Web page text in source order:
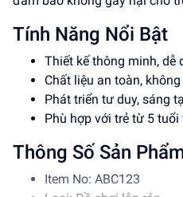
Tính Năng Nổi Bật
Thiết kế thông minh, dễ
Chất liệu an toàn,
Phát triển tư duy, sáng
Phù hợp với trẻ từ 5 tuổi
Thông Số Sản
Item No: ABC123